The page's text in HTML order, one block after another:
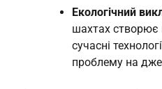
Екологічний
шахтах створює
сучасні
проблему на